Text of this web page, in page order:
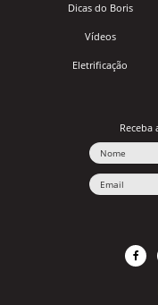
Dicas do Boris
Vídeos
Eletrificação